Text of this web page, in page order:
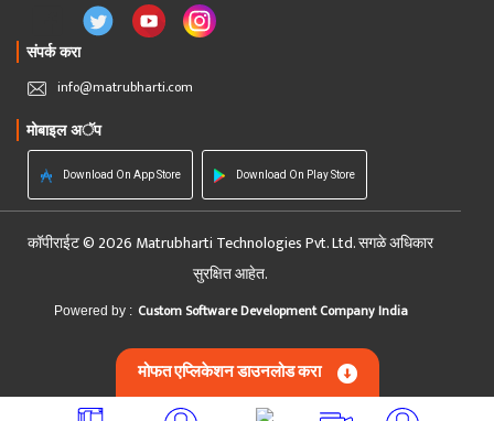
संपर्क करा
info@matrubharti.com
मोबाइल अॅप
Download On App Store Download On Play Store
कॉपीराईट © 2026 Matrubharti Technologies Pvt. Ltd. सगळे अधिकार
सुरक्षित आहेत.
Powered by : Custom Software Development Company India
मोफत एप्लिकेशन डाउनलोड करा